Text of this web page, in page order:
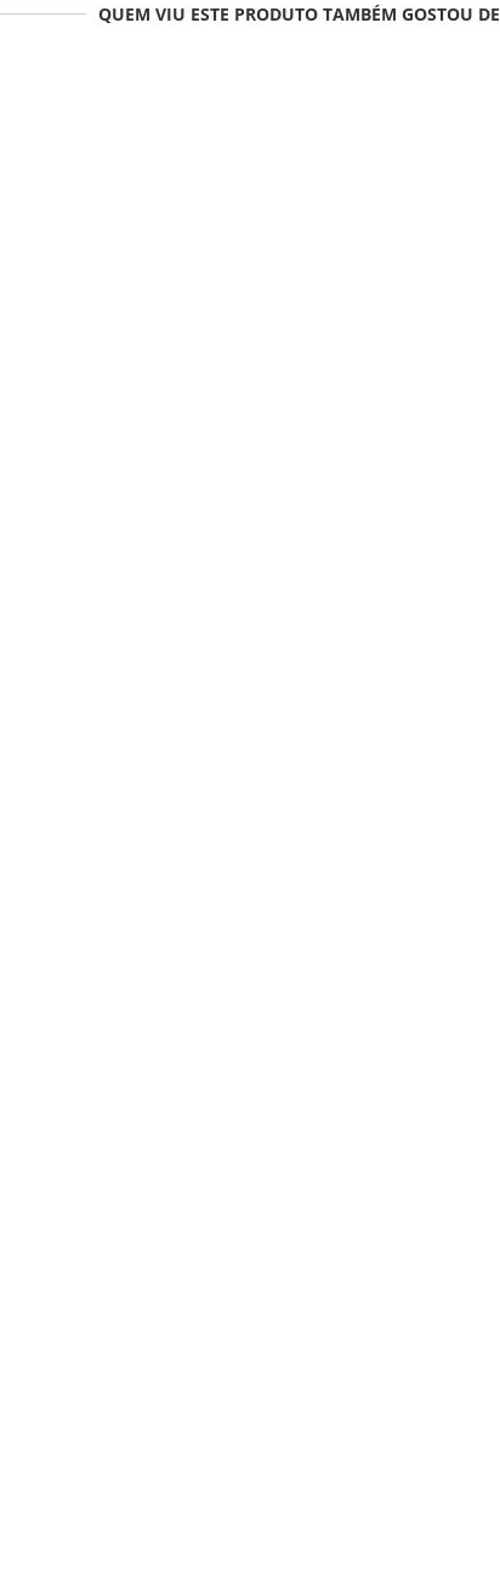
QUEM VIU ESTE PRODUTO TAMBÉM GOSTOU DE